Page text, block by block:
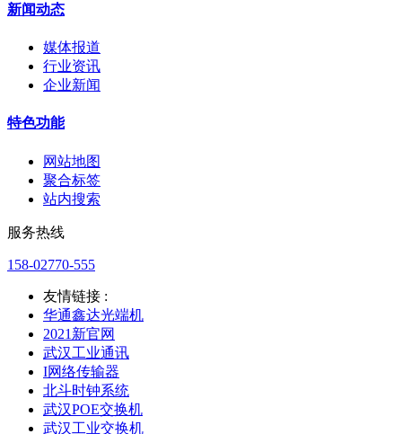
新闻动态
媒体报道
行业资讯
企业新闻
特色功能
网站地图
聚合标签
站内搜索
服务热线
158-02770-555
友情链接 :
华通鑫达光端机
2021新官网
武汉工业通讯
I网络传输器
北斗时钟系统
武汉POE交换机
武汉工业交换机